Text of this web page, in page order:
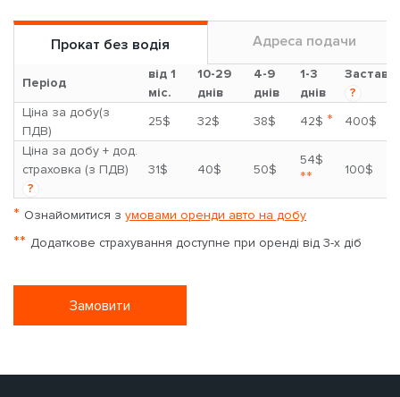
Прокат без водія Адреса подачи
Період
від 1
міс.
10-29
днів
4-9
днів
1-3
днів
Застава
?
Ціна за добу(з
ПДВ)
25$ 32$ 38$ 42$ *
400$
Ціна за добу + дод.
страховка (з ПДВ)
?
31$ 40$ 50$
54$
** 100$
* Ознайомитися з умовами оренди авто на добу
** Додаткове страхування доступне при оренді від 3-х діб
Замовити